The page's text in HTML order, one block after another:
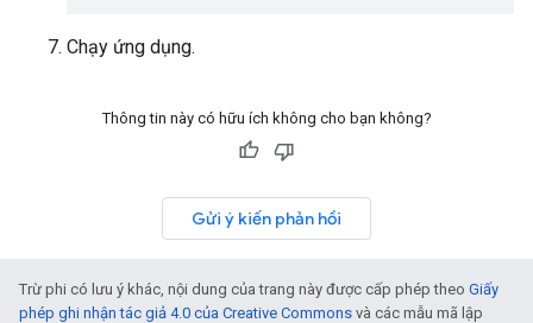
Chạy ứng dụng.
Thông tin này có hữu ích không cho bạn không?
Gửi ý kiến phản hồi
Trừ phi có lưu ý khác, nội dung của trang này được cấp phép theo Giấy
phép ghi nhận tác giả 4.0 của Creative Commons và các mẫu mã lập